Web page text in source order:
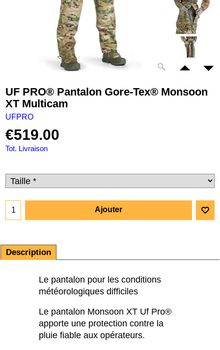
UF PRO® Pantalon Gore-Tex® Monsoon
XT Multicam
UFPRO
€519.00
Tot. Livraison
Ajouter
Description
Le pantalon pour les conditions
météorologiques difficiles
Le pantalon Monsoon XT Uf Pro®
apporte une protection contre la
pluie fiable aux opérateurs.